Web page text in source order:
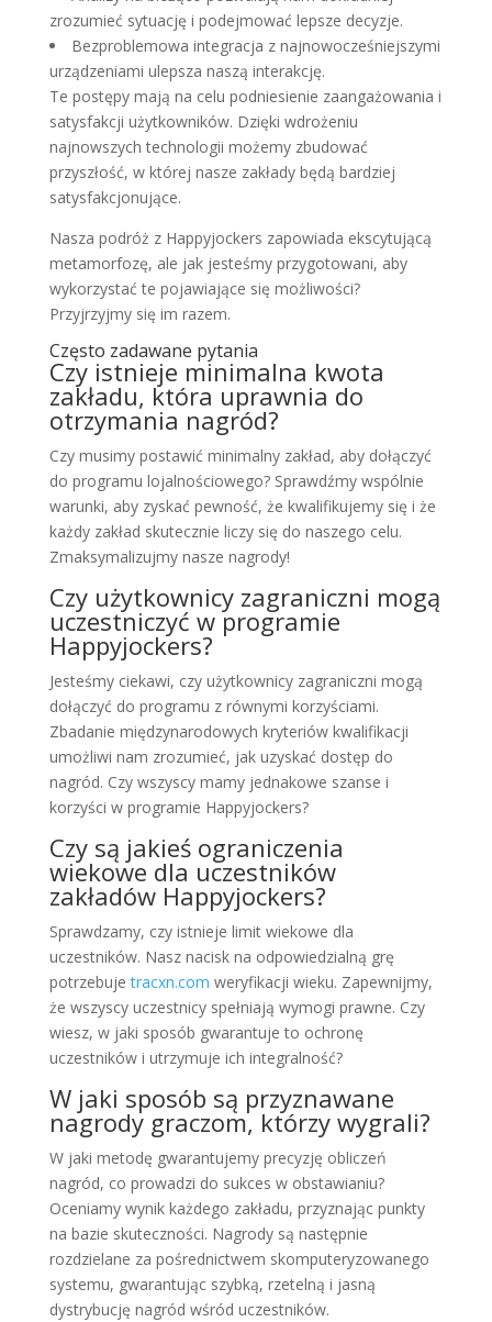
zrozumieć sytuację i podejmować lepsze decyzje.
Bezproblemowa integracja z najnowocześniejszymi
urządzeniami ulepsza naszą interakcję.
Te postępy mają na celu podniesienie zaangażowania i
satysfakcji użytkowników. Dzięki wdrożeniu
najnowszych technologii możemy zbudować
przyszłość, w której nasze zakłady będą bardziej
satysfakcjonujące.
Nasza podróż z Happyjockers zapowiada ekscytującą
metamorfozę, ale jak jesteśmy przygotowani, aby
wykorzystać te pojawiające się możliwości?
Przyjrzyjmy się im razem.
Często zadawane pytania
Czy istnieje minimalna kwota
zakładu, która uprawnia do
otrzymania nagród?
Czy musimy postawić minimalny zakład, aby dołączyć
do programu lojalnościowego? Sprawdźmy wspólnie
warunki, aby zyskać pewność, że kwalifikujemy się i że
każdy zakład skutecznie liczy się do naszego celu.
Zmaksymalizujmy nasze nagrody!
Czy użytkownicy zagraniczni mogą
uczestniczyć w programie
Happyjockers?
Jesteśmy ciekawi, czy użytkownicy zagraniczni mogą
dołączyć do programu z równymi korzyściami.
Zbadanie międzynarodowych kryteriów kwalifikacji
umożliwi nam zrozumieć, jak uzyskać dostęp do
nagród. Czy wszyscy mamy jednakowe szanse i
korzyści w programie Happyjockers?
Czy są jakieś ograniczenia
wiekowe dla uczestników
zakładów Happyjockers?
Sprawdzamy, czy istnieje limit wiekowe dla
uczestników. Nasz nacisk na odpowiedzialną grę
potrzebujetracxn.com weryfikacji wieku. Zapewnijmy,
że wszyscy uczestnicy spełniają wymogi prawne. Czy
wiesz, w jaki sposób gwarantuje to ochronę
uczestników i utrzymuje ich integralność?
W jaki sposób są przyznawane
nagrody graczom, którzy wygrali?
W jaki metodę gwarantujemy precyzję obliczeń
nagród, co prowadzi do sukces w obstawianiu?
Oceniamy wynik każdego zakładu, przyznając punkty
na bazie skuteczności. Nagrody są następnie
rozdzielane za pośrednictwem skomputeryzowanego
systemu, gwarantując szybką, rzetelną i jasną
dystrybucję nagród wśród uczestników.